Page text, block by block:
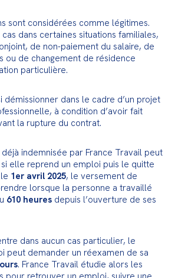
sont considérées comme légitimes.
dans certaines situations familiales,
de non-paiement du salaire, de
ou de changement de résidence
particulière.
démissionner dans le cadre d’un projet
à condition d’avoir fait
la rupture du contrat.
indemnisée par France Travail peut
elle reprend un emploi puis le quitte
1er avril 2025, le versement de
lorsque la personne a travaillé
610 heures depuis l’ouverture de ses
dans aucun cas particulier, le
peut demander un réexamen de sa
. France Travail étudie alors les